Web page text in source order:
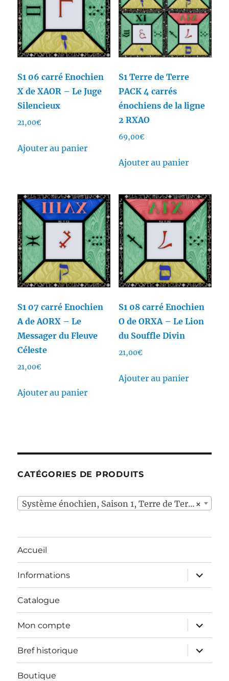
S1 06 carré Enochien
X de XAOR – Le Juge
Silencieux
21,00€
Ajouter au panier
S1 Terre de Terre
PACK 4 carrés
énochiens de la ligne
2 RXAO
69,00€
Ajouter au panier
S1 07 carré Enochien
A de AORX – Le
Messager du Fleuve
Céleste
21,00€
Ajouter au panier
S1 08 carré Enochien
O de ORXA – Le Lion
du Souffle Divin
21,00€
Ajouter au panier
CATÉGORIES DE PRODUITS
×
Système énochien, Saison 1, Terre de Terre (21)
Accueil
Informations
ouvrir
le
sous-
Catalogue
Mon compte
ouvrir
le
sous-
menu
Bref historique
ouvrir
le
sous-
Boutique